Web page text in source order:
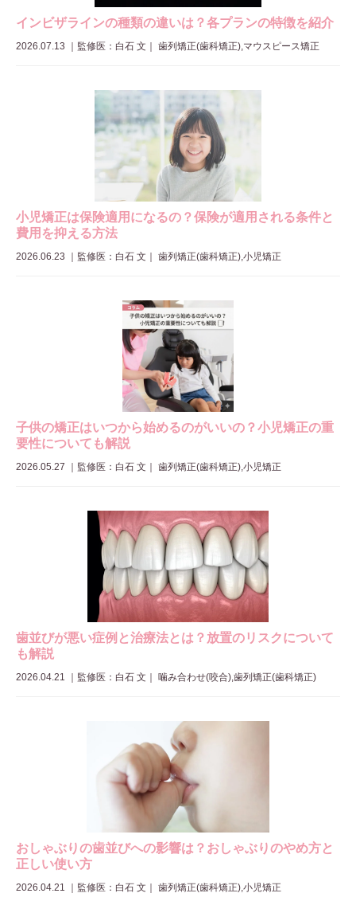
インビザラインの種類の違いは？各プランの特徴を紹介
2026.07.13 ｜ 監修医：白石 文 ｜ 歯列矯正(歯科矯正),マウスピース矯正
小児矯正は保険適用になるの？保険が適用される条件と
費用を抑える方法
2026.06.23 ｜ 監修医：白石 文 ｜ 歯列矯正(歯科矯正),小児矯正
子供の矯正はいつから始めるのがいいの？小児矯正の重
要性についても解説
2026.05.27 ｜ 監修医：白石 文 ｜ 歯列矯正(歯科矯正),小児矯正
歯並びが悪い症例と治療法とは？放置のリスクについて
も解説
2026.04.21 ｜ 監修医：白石 文 ｜ 噛み合わせ(咬合),歯列矯正(歯科矯正)
おしゃぶりの歯並びへの影響は？おしゃぶりのやめ方と
正しい使い方
2026.04.21 ｜ 監修医：白石 文 ｜ 歯列矯正(歯科矯正),小児矯正